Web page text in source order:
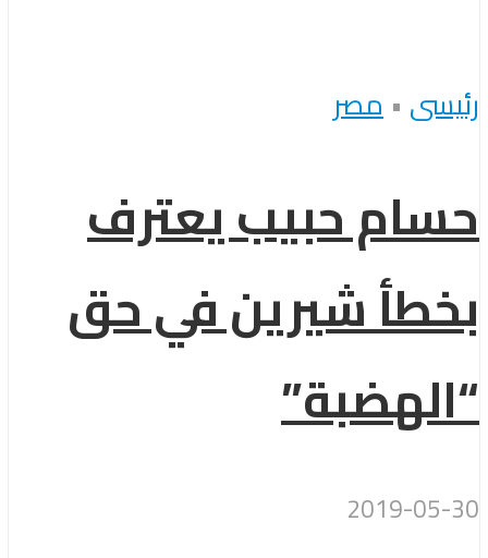
رئيسى •مصر
حسام حبيب يعترف
بخطأ شيرين في حق
“الهضبة”
2019-05-30